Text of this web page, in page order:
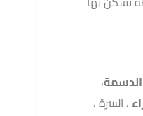
الدسمة،
، السرة ،